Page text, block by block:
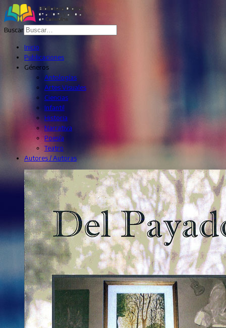
Buscar
Inicio
Publicaciones
Géneros
Antologías
Artes Visuales
Ciencias
Infantil
Historia
Narrativa
Poesía
Teatro
Autores / Autoras